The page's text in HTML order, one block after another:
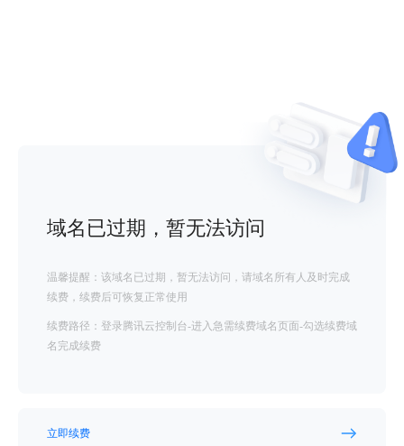
域名已过期，暂无法访问
温馨提醒：该域名已过期，暂无法访问，请域名所有人及时完成
续费，续费后可恢复正常使用
续费路径：登录腾讯云控制台-进入急需续费域名页面-勾选续费域
名完成续费
立即续费